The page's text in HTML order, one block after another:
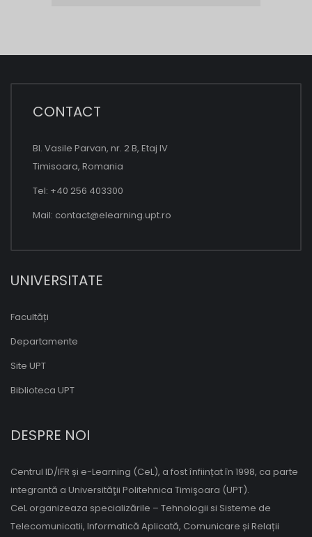
CONTACT
Bl. Vasile Parvan, nr. 2 B, Etaj IV
Timisoara, Romania
Tel: +40 256 403300
Mail: contact@elearning.upt.ro
UNIVERSITATE
Facultăți
Departamente
Site UPT
Biblioteca UPT
DESPRE NOI
Centrul ID/IFR și e-Learning (CeL), a fost înființat în 1998, ca parte
integrantă a Universităţii Politehnica Timişoara (UPT).
CeL organizeaza specializările – Tehnologii si Sisteme de
Telecomunicatii, Informatică Aplicată, Comunicare și Relații